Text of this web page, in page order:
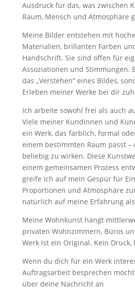
Ausdruck für das, was zwischen
Raum, Mensch und Atmosphäre
Meine Bilder entstehen mit
Materialien, brillanten Farben
Handschrift. Sie sind offen für
Assoziationen und Stimmungen.
das „Verstehen“ eines Bildes,
Erleben meiner Werke bei dir
Ich arbeite sowohl frei als auch
Viele meiner Kundinnen und
ein Werk, das farblich, formal
einem bestimmten Raum passt –
beliebig zu wirken. Diese
einem gemeinsamen Prozess
greife ich auf mein Gespür für
Proportionen und Atmosphäre
natürlich auf meine Erfahrung
Meine Wohnkunst hängt
privaten Wohnzimmern, Büros
Werk ist ein Original. Kein Druck,
Wenn du dich für ein Werk
Auftragsarbeit besprechen
über deine Nachricht an